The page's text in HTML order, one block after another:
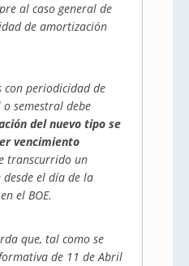
al caso general de
de amortización
con periodicidad de
semestral debe
del nuevo tipo se
vencimiento
transcurrido un
el día de la
el BOE.
que, tal como se
de 11 de Abril